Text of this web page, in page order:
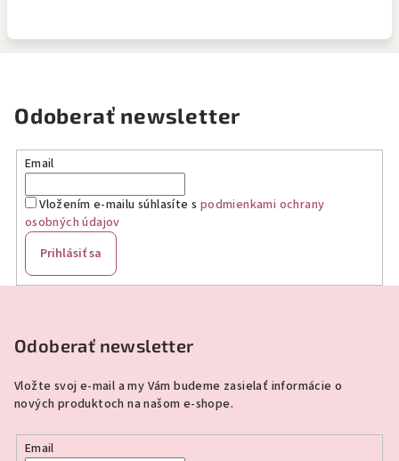
Odoberať newsletter
Email
Vložením e-mailu súhlasíte s podmienkami ochrany
osobných údajov
Prihlásiť sa
Odoberať newsletter
Vložte svoj e-mail a my Vám budeme zasielať informácie o
nových produktoch na našom e-shope.
Email